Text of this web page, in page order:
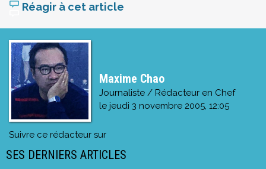
Réagir à cet article
Maxime Chao
Journaliste / Rédacteur en Chef
le jeudi 3 novembre 2005, 12:05
Suivre ce rédacteur sur
SES DERNIERS ARTICLES